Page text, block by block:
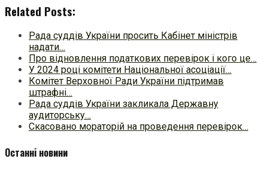
Related Posts:
Рада суддів України просить Кабінет міністрів
надати…
Про відновлення податкових перевірок і кого це…
У 2024 році комітети Національної асоціації…
Комітет Верховної Ради України підтримав
штрафні…
Рада суддів України закликала Державну
аудиторську…
Скасовано мораторій на проведення перевірок…
Останні новини